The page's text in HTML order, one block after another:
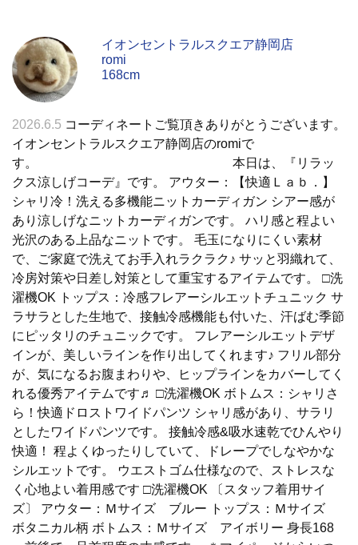
イオンセントラルスクエア静岡店
romi
168cm
2026.6.5 コーディネートご覧頂きありがとうございます。
イオンセントラルスクエア静岡店のromiで
す。 本日は、『リラッ
クス涼しげコーデ』です。 アウター：【快適Ｌａｂ．】
シャリ冷！洗える多機能ニットカーディガン シアー感が
あり涼しげなニットカーディガンです。 ハリ感と程よい
光沢のある上品なニットです。 毛玉になりにくい素材
で、ご家庭で洗えてお手入れラクラク♪ サッと羽織れて、
冷房対策や日差し対策として重宝するアイテムです。 □洗
濯機OK トップス：冷感フレアーシルエットチュニック サ
ラサラとした生地で、接触冷感機能も付いた、汗ばむ季節
にピッタリのチュニックです。 フレアーシルエットデザ
インが、美しいラインを作り出してくれます♪ フリル部分
が、気になるお腹まわりや、ヒップラインをカバーしてく
れる優秀アイテムです♬ □洗濯機OK ボトムス：シャリさ
ら！快適ドロストワイドパンツ シャリ感があり、サラリ
としたワイドパンツです。 接触冷感&吸水速乾でひんやり
快適！ 程よくゆったりしていて、ドレープでしなやかな
シルエットです。 ウエストゴム仕様なので、ストレスな
く心地よい着用感です □洗濯機OK 〔スタッフ着用サイ
ズ〕 アウター：Ｍサイズ ブルー トップス：Ｍサイズ
ボタニカル柄 ボトムス：Ｍサイズ アイボリー 身長168